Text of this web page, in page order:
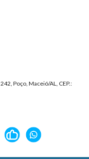
Poço, Maceió/AL, CEP.: